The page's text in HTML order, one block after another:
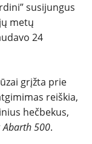
susijungus
metų
24
grįžta prie
reiškia,
hečbekus,
Abarth 500.